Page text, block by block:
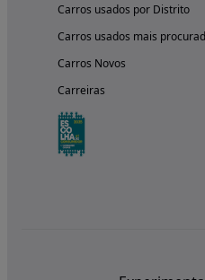
Carros usados por Distrito
Carros usados mais
Carros Novos
Carreiras